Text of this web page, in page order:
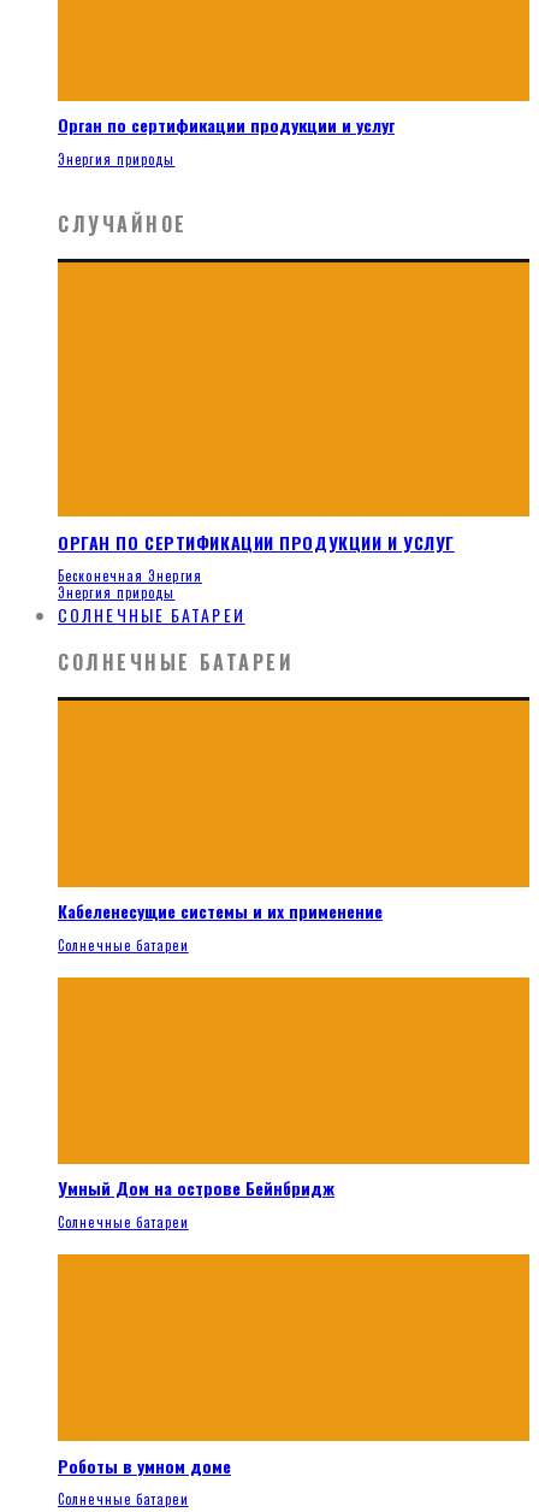
Орган по сертификации продукции и услуг
Энергия природы
СЛУЧАЙНОЕ
ОРГАН ПО СЕРТИФИКАЦИИ ПРОДУКЦИИ И УСЛУГ
Бесконечная Энергия
Энергия природы
СОЛНЕЧНЫЕ БАТАРЕИ
СОЛНЕЧНЫЕ БАТАРЕИ
Кабеленесущие системы и их применение
Солнечные батареи
Умный Дом на острове Бейнбридж
Солнечные батареи
Роботы в умном доме
Солнечные батареи